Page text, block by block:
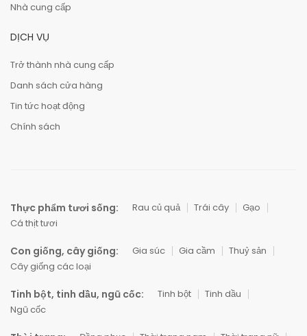
Nhà cung cấp
DỊCH VỤ
Trở thành nhà cung cấp
Danh sách cửa hàng
Tin tức hoạt động
Chính sách
Thực phẩm tươi sống: Rau củ quả Trái cây
Gạo
Cá thịt tươi
Con giống, cây giống: Gia súc Gia cầm
Thuỷ sản
Cây giống các loại
Tinh bột, tinh dầu, ngũ cốc: Tinh bột
Tinh dầu
Ngũ cốc